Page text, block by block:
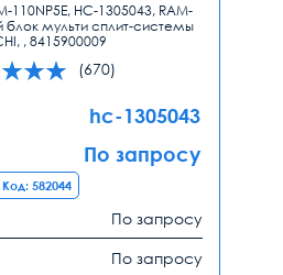
110NP5E, HC-1305043, RAM-
блок мульти сплит-системы
, 8415900009
(670)
hc-1305043
По запросу
Код: 582044
По запросу
По запросу